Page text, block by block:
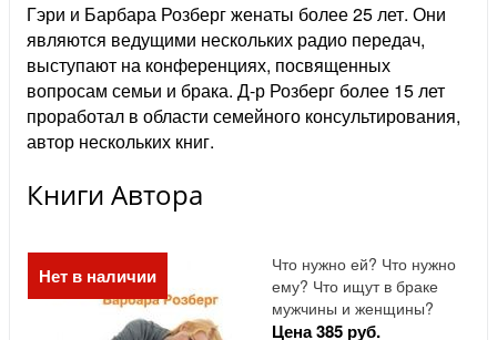
Гэри и Барбара Розберг женаты более 25 лет. Они
являются ведущими нескольких радио передач,
выступают на конференциях, посвященных
вопросам семьи и брака. Д-р Розберг более 15 лет
проработал в области семейного консультирования,
автор нескольких книг.
Книги Автора
Нет в наличии
Что нужно ей? Что нужно
ему? Что ищут в браке
мужчины и женщины?
Цена 385 руб.